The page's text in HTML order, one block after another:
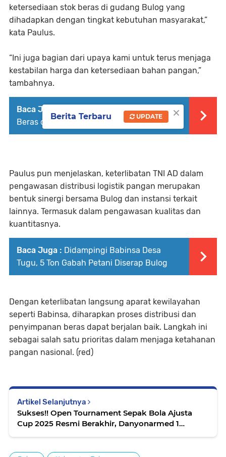
ketersediaan stok beras di gudang Bulog yang
dihadapkan dengan tingkat kebutuhan masyarakat,”
kata Paulus.
“Ini juga bagian dari upaya kami untuk terus menjaga
kestabilan harga dan ketersediaan bahan pangan,”
tambahnya.
Baca Juga :
Serda Paulus Pantau Stok
Beras di Gudang Bulog Pulosari
Paulus pun menjelaskan, keterlibatan TNI AD dalam
pengawasan distribusi logistik pangan merupakan
bentuk sinergi bersama Bulog dan instansi terkait
lainnya. Termasuk dalam pengawasan kualitas dan
kuantitasnya.
Baca Juga : Didampingi Babinsa Desa
Tugu, 5 Ton Gabah Petani Diserap Bulog
Dengan keterlibatan langsung aparat kewilayahan
seperti Babinsa, diharapkan proses distribusi dan
penyimpanan beras dapat berjalan baik. Langkah ini
sebagai salah satu prioritas dalam menjaga ketahanan
pangan nasional. (red)
Artikel Selanjutnya
Sukses!! Open Tournament Sepak Bola Ajusta
Cup 2025 Resmi Berakhir, Danyonarmed 1
×
Berita Terbaru UPDATE